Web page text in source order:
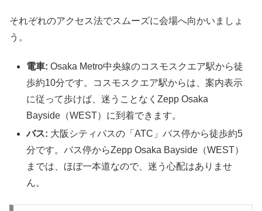
それぞれのアクセス法でスムーズに会場へ向かいましょ
う。
電車: Osaka Metro中央線のコスモスクエア駅から徒
歩約10分です。コスモスクエア駅からは、案内表示
に従って歩けば、迷うことなくZepp Osaka
Bayside（WEST）に到着できます。
バス: 大阪シティバスの「ATC」バス停から徒歩約5
分です。バス停からZepp Osaka Bayside（WEST）
までは、ほぼ一本道なので、迷う心配はありませ
ん。